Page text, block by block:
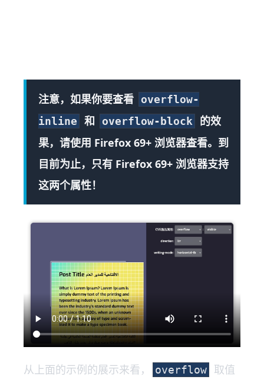
注意，如果你要查看
overflow-
inline
和 overflow-block
的效
果，请使用 Firefox 69+ 浏览器查看。到
目前为止，只有 Firefox 69+ 浏览器支持
这两个属性！
从上面的示例的展示来看， overflow
取值